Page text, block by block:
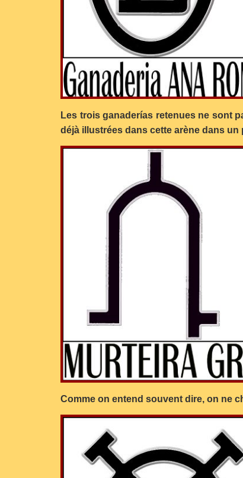
Les trois ganaderías retenues ne sont
déjà illustrées dans cette arène dans un
Comme on entend souvent dire, on ne